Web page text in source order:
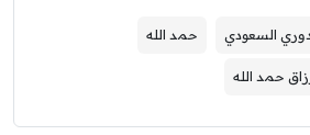
السعودي حمد الله
حمد الله